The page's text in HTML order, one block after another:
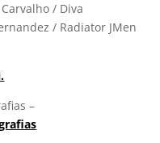
/ Diva
/ Radiator JMen
–